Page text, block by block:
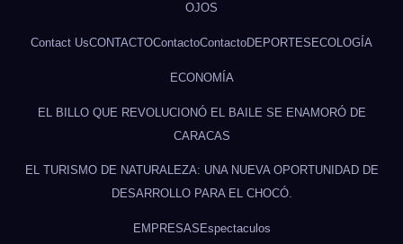
OJOS
Contact UsCONTACTOContactoContactoDEPORTES ECOLOGÍA
ECONOMÍA
EL BILLO QUE REVOLUCIONÓ EL BAILE SE ENAMORÓ DE
CARACAS
EL TURISMO DE NATURALEZA: UNA NUEVA OPORTUNIDAD DE
DESARROLLO PARA EL CHOCÓ.
EMPRESAS Espectaculos